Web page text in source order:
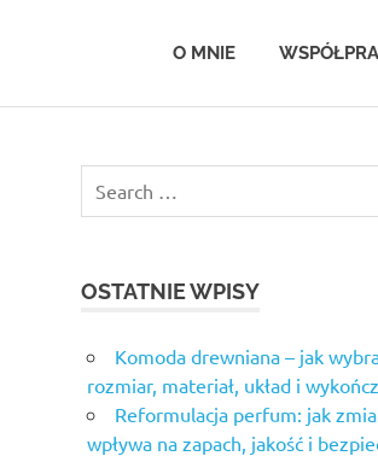
O MNIE
OSTATNIE WPISY
Komoda drewniana – jak
rozmiar, materiał, układ i
Reformulacja perfum: jak
wpływa na zapach, jakość i